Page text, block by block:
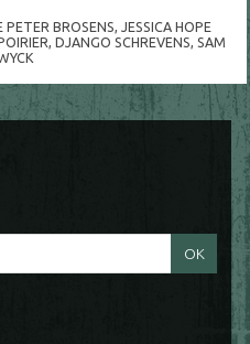
PETER BROSENS,JESSICA HOPE
,DJANGO SCHREVENS,SAM